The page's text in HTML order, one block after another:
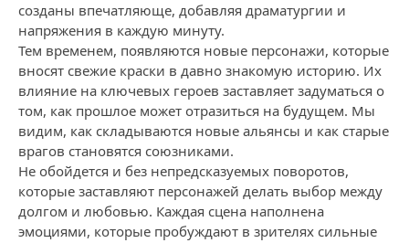
созданы впечатляюще, добавляя драматургии и
напряжения в каждую минуту.
Тем временем, появляются новые персонажи, которые
вносят свежие краски в давно знакомую историю. Их
влияние на ключевых героев заставляет задуматься о
том, как прошлое может отразиться на будущем. Мы
видим, как складываются новые альянсы и как старые
врагов становятся союзниками.
Не обойдется и без непредсказуемых поворотов,
которые заставляют персонажей делать выбор между
долгом и любовью. Каждая сцена наполнена
эмоциями, которые пробуждают в зрителях сильные